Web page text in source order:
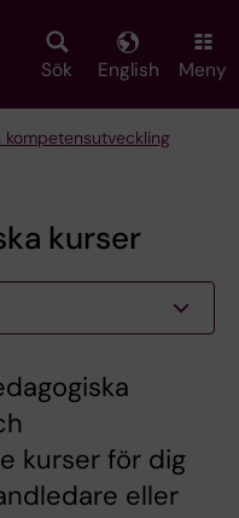
Sök English Meny
kompetensutveckling
kurser
kurser för dig
eller